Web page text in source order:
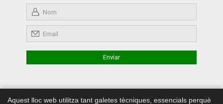
Aquest lloc web utilitza tant galetes tècniques, essencials perquè